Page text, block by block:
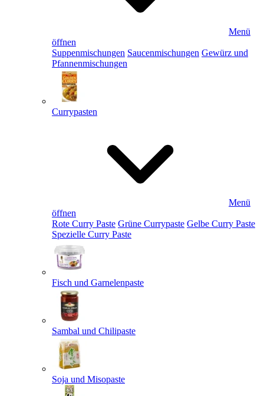
Menü
öffnen
Suppenmischungen Saucenmischungen Gewürz und
Pfannenmischungen
Currypasten
Menü
öffnen
Rote Curry Paste Grüne Currypaste Gelbe Curry Paste
Spezielle Curry Paste
Fisch und Garnelenpaste
Sambal und Chilipaste
Soja und Misopaste